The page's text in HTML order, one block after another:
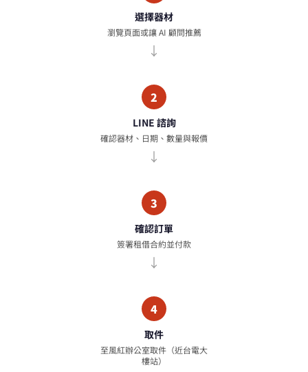
選擇器材
瀏覽頁面或讓 AI 顧問推薦
2
LINE 諮詢
確認器材、日期、數量與報價
3
確認訂單
簽署租借合約並付款
4
取件
至風紅辦公室取件（近台電大
樓站）